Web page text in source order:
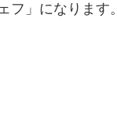
」になります。